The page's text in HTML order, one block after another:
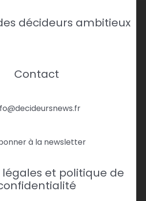
décideurs ambitieux
Contact
à la newsletter
et politique de